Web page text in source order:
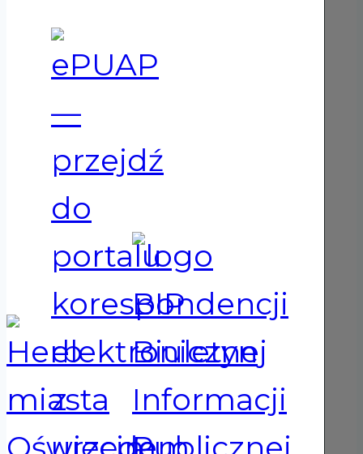
(otwiera się w